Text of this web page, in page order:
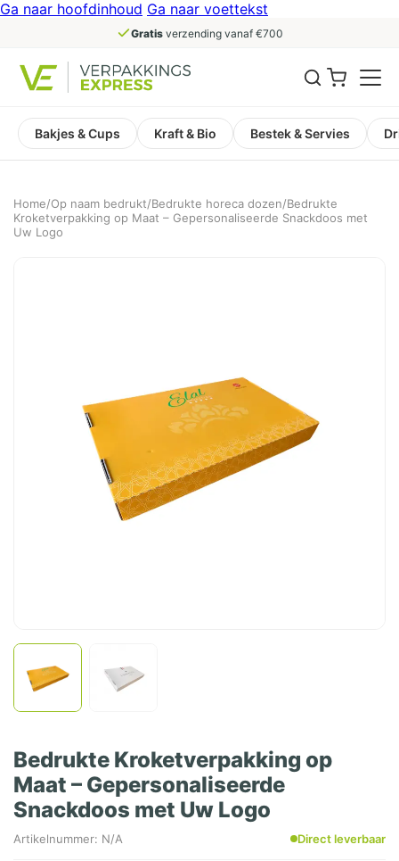
Ga naar hoofdinhoud Ga naar voettekst
Gratisverzending vanaf €700
Bakjes & Cups Kraft & Bio Bestek & Servies
Home/Op naam bedrukt/Bedrukte horeca dozen/Bedrukte
Kroketverpakking op Maat – Gepersonaliseerde Snackdoos met
Uw Logo
Bedrukte Kroketverpakking op
Maat – Gepersonaliseerde
Snackdoos met Uw Logo
Artikelnummer: N/A Direct leverbaar